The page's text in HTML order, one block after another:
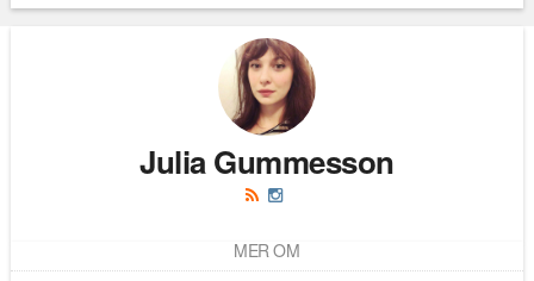
Julia Gummesson
MER OM